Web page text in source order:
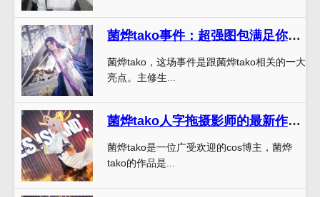
菌烨tako事件：超强图包满足你的所有需求
菌烨tako，这场事件是跟菌烨tako相关的一大
亮点。主修生...
菌烨tako人字拖摄影师的最新作品，感受摄影魅力
菌烨tako是一位广受欢迎的cos博主，菌烨
tako的作品是...